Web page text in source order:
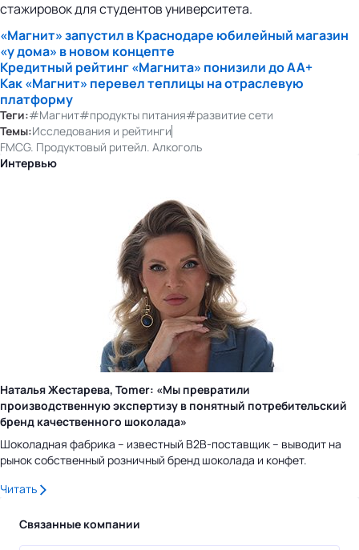
стажировок для студентов университета.
«Магнит» запустил в Краснодаре юбилейный магазин
«у дома» в новом концепте
Кредитный рейтинг «Магнита» понизили до АА+
Как «Магнит» перевел теплицы на отраслевую
платформу
Теги:#Магнит#продукты питания#развитие сети
Темы:Исследования и рейтинги
FMCG. Продуктовый ритейл. Алкоголь
Интервью
Наталья Жестарева, Tomer: «Мы превратили
производственную экспертизу в понятный потребительский
бренд качественного шоколада»
Шоколадная фабрика – известный B2B-поставщик – выводит на
рынок собственный розничный бренд шоколада и конфет.
Читать
Связанные компании